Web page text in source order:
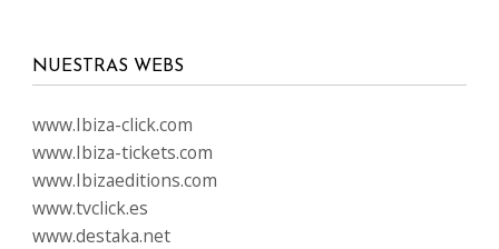
NUESTRAS WEBS
www.Ibiza-click.com
www.Ibiza-tickets.com
www.Ibizaeditions.com
www.tvclick.es
www.destaka.net